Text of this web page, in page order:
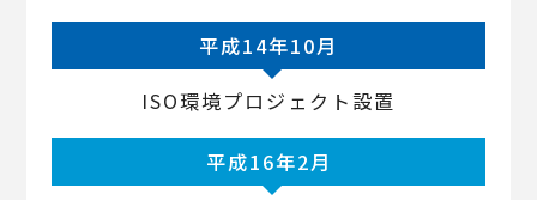
平成14年10月
ISO環境プロジェクト設置
平成16年2月